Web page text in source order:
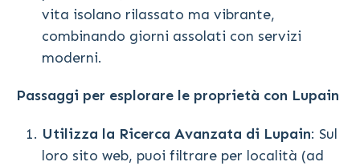
vita isolano rilassato ma vibrante,
combinando giorni assolati con servizi
moderni.
Passaggi per esplorare le proprietà con Lupain
Utilizza la Ricerca Avanzata di Lupain: Sul
loro sito web, puoi filtrare per località (ad